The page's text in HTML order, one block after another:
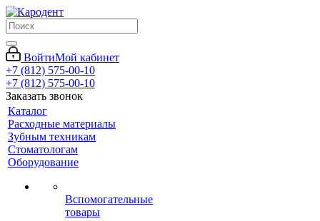
ВойтиМой кабинет
+7 (812) 575-00-10
+7 (812) 575-00-10
Заказать звонок
Каталог
Расходные материалы
Зубным техникам
Стоматологам
Оборудование
Вспомогательные
товары